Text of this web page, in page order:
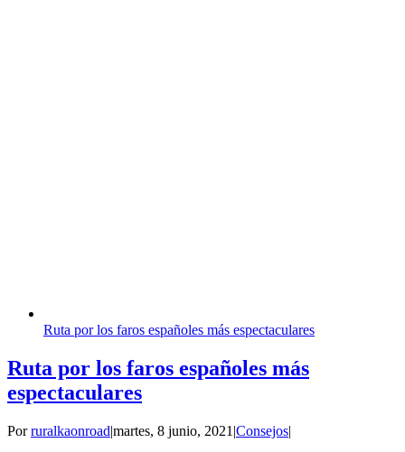
Ruta por los faros españoles más espectaculares
Ruta por los faros españoles más
espectaculares
Porruralkaonroad|martes, 8 junio, 2021 |Consejos|